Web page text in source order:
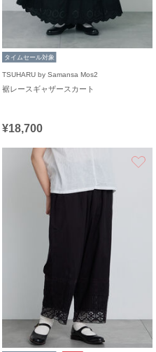
タイムセール対象
TSUHARU by Samansa Mos2
裾レースギャザースカート
¥18,700
お気に入り